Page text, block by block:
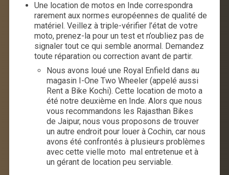
Une location de motos en Inde correspondra
rarement aux normes européennes de qualité de
matériel. Veillez à triple-vérifier l’état de votre
moto, prenez-la pour un test et n’oubliez pas de
signaler tout ce qui semble anormal. Demandez
toute réparation ou correction avant de partir.
Nous avons loué une Royal Enfield dans au
magasin I-One Two Wheeler (appelé aussi
Rent a Bike Kochi). Cette location de moto a
été notre deuxième en Inde. Alors que nous
vous recommandons les Rajasthan Bikes
de Jaipur, nous vous proposons de trouver
un autre endroit pour louer à Cochin, car nous
avons été confrontés à plusieurs problèmes
avec cette vielle moto mal entretenue et à
un gérant de location peu serviable.